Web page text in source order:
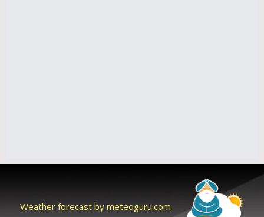
Weather forecast by meteoguru.com